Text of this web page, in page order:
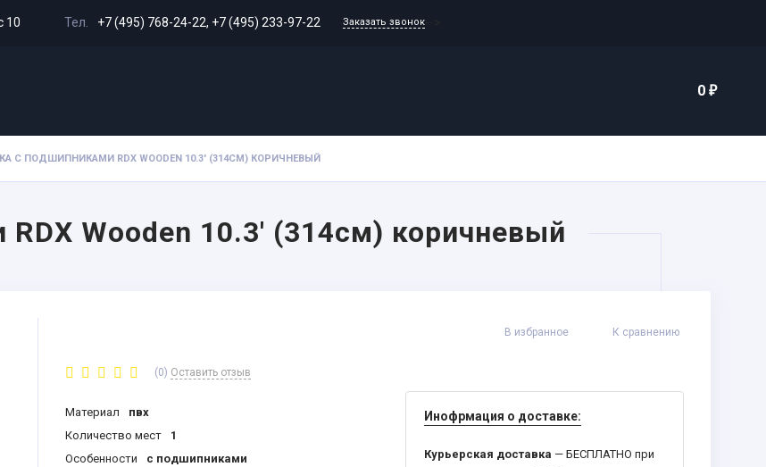
10 Тел. +7 (495) 768-24-22, +7 (495) 233-97-22 Заказать звонок
0 ₽
С ПОДШИПНИКАМИ RDX WOODEN 10.3' (314СМ) КОРИЧНЕВЫЙ
Wooden 10.3' (314см) коричневый
В избранное К сравнению
(0) Оставить отзыв
Материал
пвх
Количество мест
1
Особенности
с подшипниками
Инофрмация о доставке:
Курьерская доставка — БЕСПЛАТНО при